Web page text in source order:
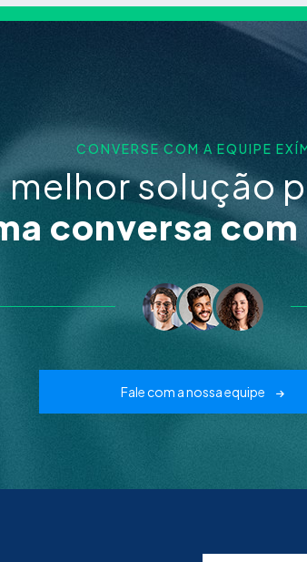
CONVERSE COM A EQUIPE
melhor solução
conversa
Fale com a nossa equipe